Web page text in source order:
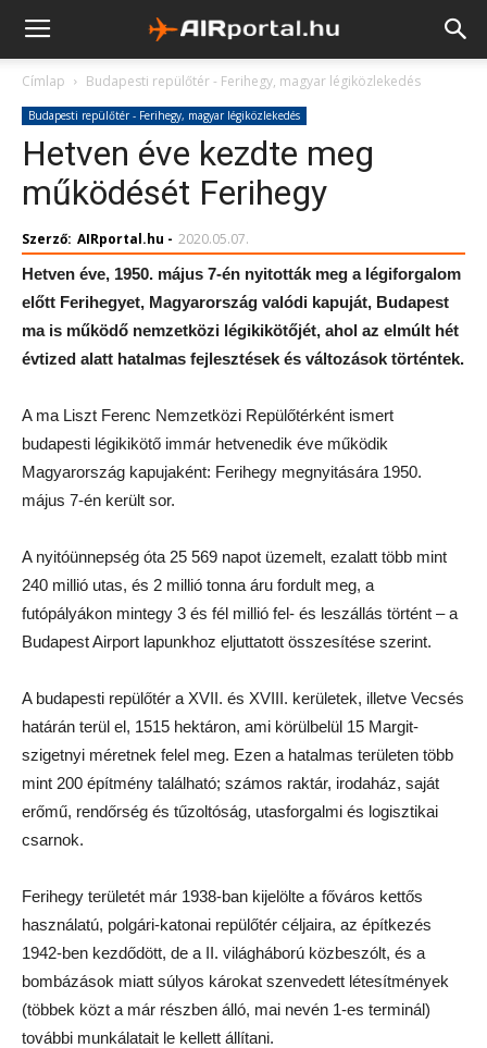
Címlap Budapesti repülőtér - Ferihegy, magyar légiközlekedés
Budapesti repülőtér - Ferihegy, magyar légiközlekedés
Hetven éve kezdte meg
működését Ferihegy
Szerző: AIRportal.hu - 2020.05.07.
Hetven éve, 1950. május 7-én nyitották meg a légiforgalom
előtt Ferihegyet, Magyarország valódi kapuját, Budapest
ma is működő nemzetközi légikikötőjét, ahol az elmúlt hét
évtized alatt hatalmas fejlesztések és változások történtek.
A ma Liszt Ferenc Nemzetközi Repülőtérként ismert
budapesti légikikötő immár hetvenedik éve működik
Magyarország kapujaként: Ferihegy megnyitására 1950.
május 7-én került sor.
A nyitóünnepség óta 25 569 napot üzemelt, ezalatt több mint
240 millió utas, és 2 millió tonna áru fordult meg, a
futópályákon mintegy 3 és fél millió fel- és leszállás történt – a
Budapest Airport lapunkhoz eljuttatott összesítése szerint.
A budapesti repülőtér a XVII. és XVIII. kerületek, illetve Vecsés
határán terül el, 1515 hektáron, ami körülbelül 15 Margit-
szigetnyi méretnek felel meg. Ezen a hatalmas területen több
mint 200 építmény található; számos raktár, irodaház, saját
erőmű, rendőrség és tűzoltóság, utasforgalmi és logisztikai
csarnok.
Ferihegy területét már 1938-ban kijelölte a főváros kettős
használatú, polgári-katonai repülőtér céljaira, az építkezés
1942-ben kezdődött, de a II. világháború közbeszólt, és a
bombázások miatt súlyos károkat szenvedett létesítmények
(többek közt a már részben álló, mai nevén 1-es terminál)
további munkálatait le kellett állítani.